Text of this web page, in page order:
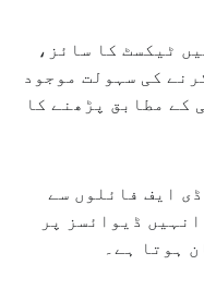
ٹیکسٹ کا سائز،
کی سہولت موجود
کے مطابق پڑھنے کا
ایف فائلوں سے
ڈیوائسز پر
ہوتا ہے۔